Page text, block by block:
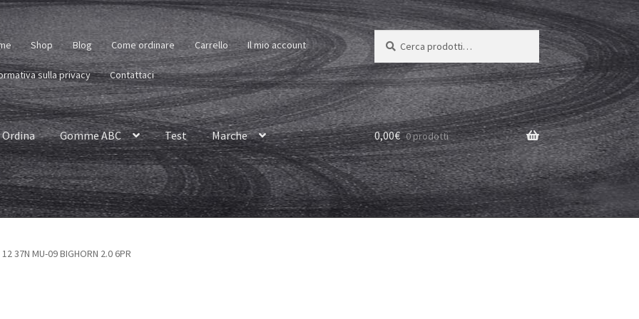
Shop Blog Come ordinare Carrello Il mio account
sulla privacy Contattaci
Cerca:
Cerca
Ordina Gomme ABC Test Marche 0,00€ 0 prodotti
37N MU-09 BIGHORN 2.0 6PR